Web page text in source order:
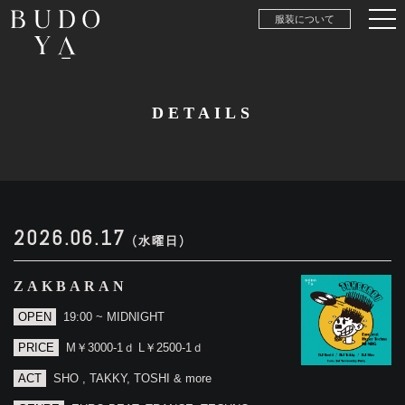
服装について
DETAILS
2026.06.17 (水曜日)
ZAKBARAN
OPEN 19:00 ~ MIDNIGHT
PRICE M￥3000-1ｄ L￥2500-1ｄ
ACT SHO , TAKKY, TOSHI & more